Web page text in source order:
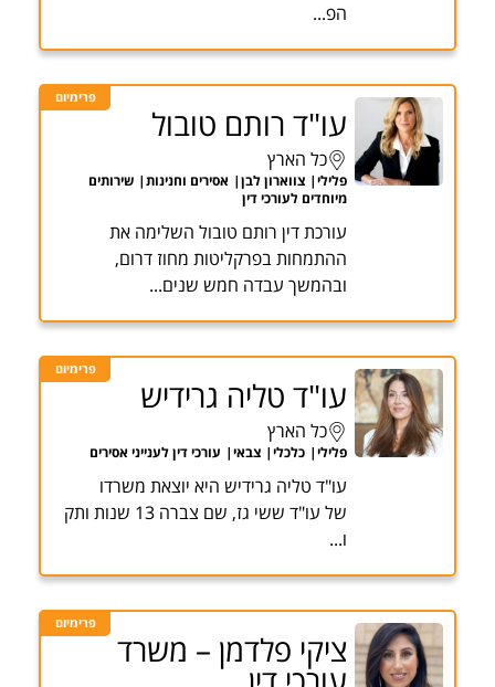
הפ...
פרימיום
עו"ד רותם טובול
כל הארץ
פלילי צווארון לבן אסירים וחנינות
שירותים
מיוחדים לעורכי דין
עורכת דין רותם טובול השלימה את
ההתמחות בפרקליטות מחוז דרום,
ובהמשך עבדה חמש שנים...
פרימיום
עו"ד טליה גרידיש
כל הארץ
פלילי כלכלי צבאי עורכי דין לענייני אסירים
עו"ד טליה גרידיש היא יוצאת משרדו
של עו"ד ששי גז, שם צברה 13 שנות ותק
ו...
פרימיום
ציקי פלדמן – משרד